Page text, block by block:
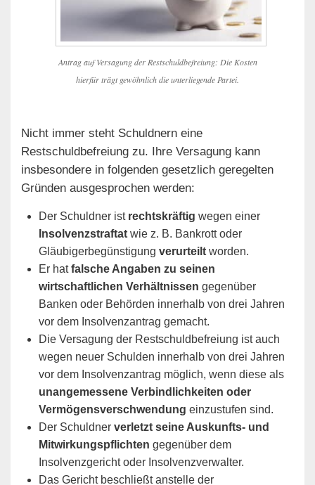
Antrag auf Versagung der Restschuldbefreiung: Die Kosten
hierfür trägt gewöhnlich die unterliegende Partei.
Nicht immer steht Schuldnern eine
Restschuldbefreiung zu. Ihre Versagung kann
insbesondere in folgenden gesetzlich geregelten
Gründen ausgesprochen werden:
Der Schuldner ist rechtskräftig wegen einer
Insolvenzstraftat wie z. B. Bankrott oder
Gläubigerbegünstigung verurteilt worden.
Er hatfalsche Angaben zu seinen
wirtschaftlichen Verhältnissen gegenüber
Banken oder Behörden innerhalb von drei Jahren
vor dem Insolvenzantrag gemacht.
Die Versagung der Restschuldbefreiung ist auch
wegen neuer Schulden innerhalb von drei Jahren
vor dem Insolvenzantrag möglich, wenn diese als
unangemessene Verbindlichkeiten oder
Vermögensverschwendung einzustufen sind.
Der Schuldner verletzt seine Auskunfts- und
Mitwirkungspflichten gegenüber dem
Insolvenzgericht oder Insolvenzverwalter.
Das Gericht beschließt anstelle der